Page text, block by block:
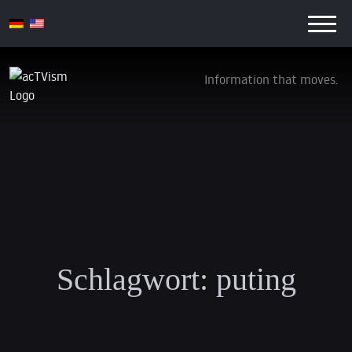
Information that moves.
Schlagwort: puting